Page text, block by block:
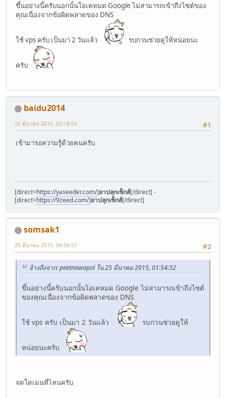
ขึ้นอย่างนี้ครับนอกนั้นโอเคหมด Google ไม่สามารถเข้าถึงไซต์ของ
คุณเนื่องจากข้อผิดพลาดของ DNS
ใช้ vps ครับ เป็นมา 2 วันแล้ว รบกวนช่วยดูให้หน่อยนะ
ครับ
baidu2014
#1
25 มีนาคม 2015, 03:18:55
เข้ามารอความรู้ด้วยคนครับ
[direct=https://yaseeder.com/]ยาปลุกเซ็กส์[/direct] -
[direct=https://9zeed.com/]ยาปลุกเซ็กส์[/direct]
somsak1
#2
25 มีนาคม 2015, 04:56:51
อ้างถึงจาก: peetnawapol ใน 25 มีนาคม 2015, 01:54:32
ขึ้นอย่างนี้ครับนอกนั้นโอเคหมด Google ไม่สามารถเข้าถึงไซต์
ของคุณเนื่องจากข้อผิดพลาดของ DNS
ใช้ vps ครับ เป็นมา 2 วันแล้ว รบกวนช่วยดูให้
หน่อยนะครับ
จดโดเมนที่ไหนครับ